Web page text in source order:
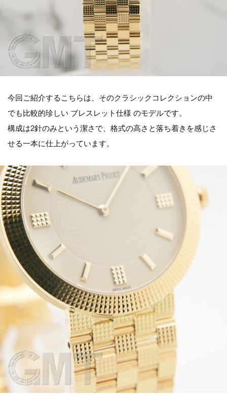
今回ご紹介するこちらは、そのクラシックコレクションの中
でも比較的珍しい ブレスレット仕様 のモデルです。
構成は2針のみという潔さで、格式の高さと落ち着きを感じさ
せる一本に仕上がっています。